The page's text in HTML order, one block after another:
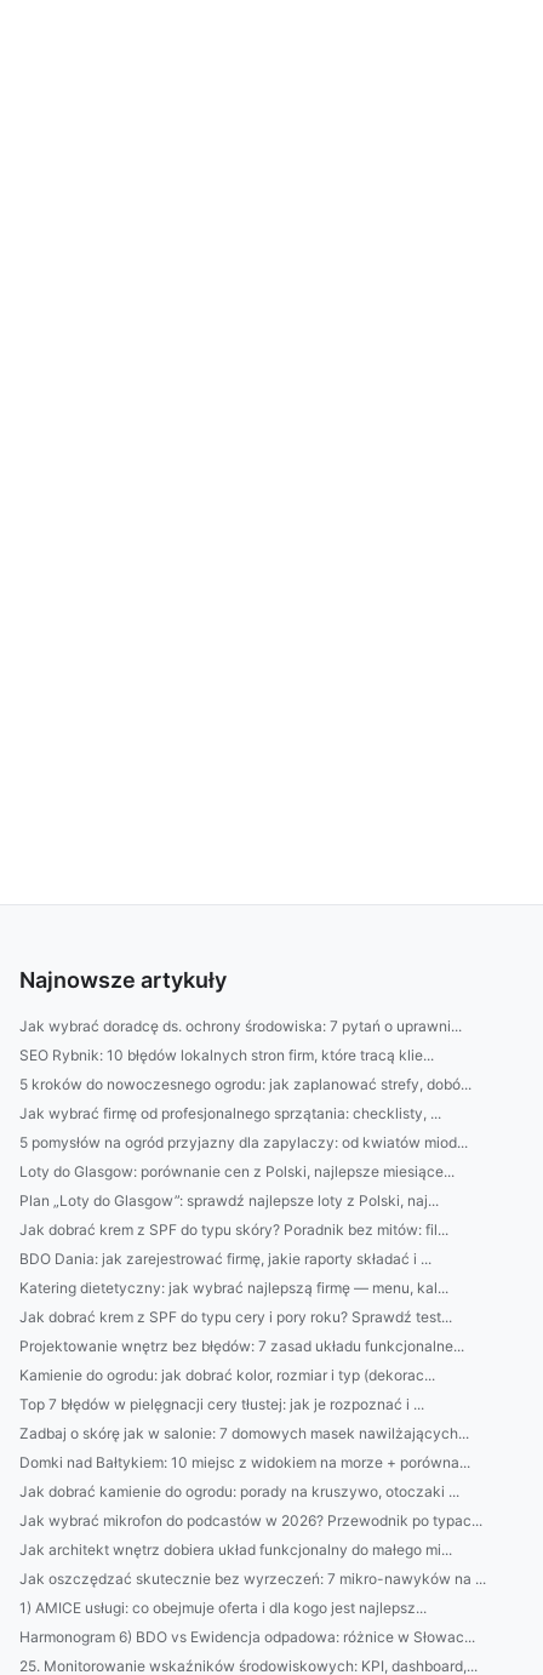
Najnowsze artykuły
Jak wybrać doradcę ds. ochrony środowiska: 7 pytań o uprawni...
SEO Rybnik: 10 błędów lokalnych stron firm, które tracą klie...
5 kroków do nowoczesnego ogrodu: jak zaplanować strefy, dobó...
Jak wybrać firmę od profesjonalnego sprzątania: checklisty, ...
5 pomysłów na ogród przyjazny dla zapylaczy: od kwiatów miod...
Loty do Glasgow: porównanie cen z Polski, najlepsze miesiące...
Plan „Loty do Glasgow”: sprawdź najlepsze loty z Polski, naj...
Jak dobrać krem z SPF do typu skóry? Poradnik bez mitów: fil...
BDO Dania: jak zarejestrować firmę, jakie raporty składać i ...
Katering dietetyczny: jak wybrać najlepszą firmę — menu, kal...
Jak dobrać krem z SPF do typu cery i pory roku? Sprawdź test...
Projektowanie wnętrz bez błędów: 7 zasad układu funkcjonalne...
Kamienie do ogrodu: jak dobrać kolor, rozmiar i typ (dekorac...
Top 7 błędów w pielęgnacji cery tłustej: jak je rozpoznać i ...
Zadbaj o skórę jak w salonie: 7 domowych masek nawilżających...
Domki nad Bałtykiem: 10 miejsc z widokiem na morze + porówna...
Jak dobrać kamienie do ogrodu: porady na kruszywo, otoczaki ...
Jak wybrać mikrofon do podcastów w 2026? Przewodnik po typac...
Jak architekt wnętrz dobiera układ funkcjonalny do małego mi...
Jak oszczędzać skutecznie bez wyrzeczeń: 7 mikro-nawyków na ...
1) AMICE usługi: co obejmuje oferta i dla kogo jest najlepsz...
Harmonogram 6) BDO vs Ewidencja odpadowa: różnice w Słowac...
25. Monitorowanie wskaźników środowiskowych: KPI, dashboard,...